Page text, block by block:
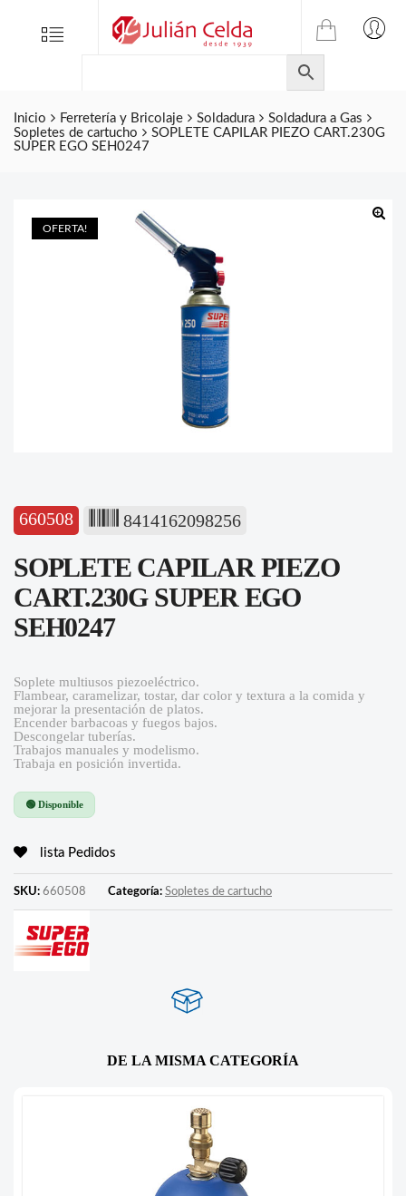
Menu
TIENDA
ONLINE
DE
JULIAN
CELDA
Inicio Ferretería y Bricolaje Soldadura
Soldadura a Gas
Sopletes de cartucho
SOPLETE CAPILAR PIEZO CART.230G
SUPER EGO SEH0247
OFERTA!
660508 8414162098256
SOPLETE CAPILAR PIEZO
CART.230G SUPER EGO
SEH0247
Soplete multiusos piezoeléctrico.
Flambear, caramelizar, tostar, dar color y textura a la comida y
mejorar la presentación de platos.
Encender barbacoas y fuegos bajos.
Descongelar tuberías.
Trabajos manuales y modelismo.
Trabaja en posición invertida.
🟢 Disponible
lista Pedidos
SKU: 660508 Categoría: Sopletes de cartucho
DE LA MISMA CATEGORÍA
Folletos
Contacto